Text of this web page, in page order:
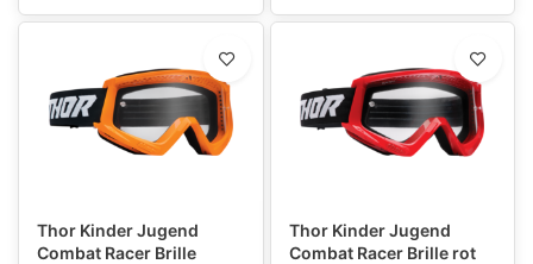
Thor Kinder Jugend
Combat Racer Brille
Thor Kinder Jugend
Combat Racer Brille rot